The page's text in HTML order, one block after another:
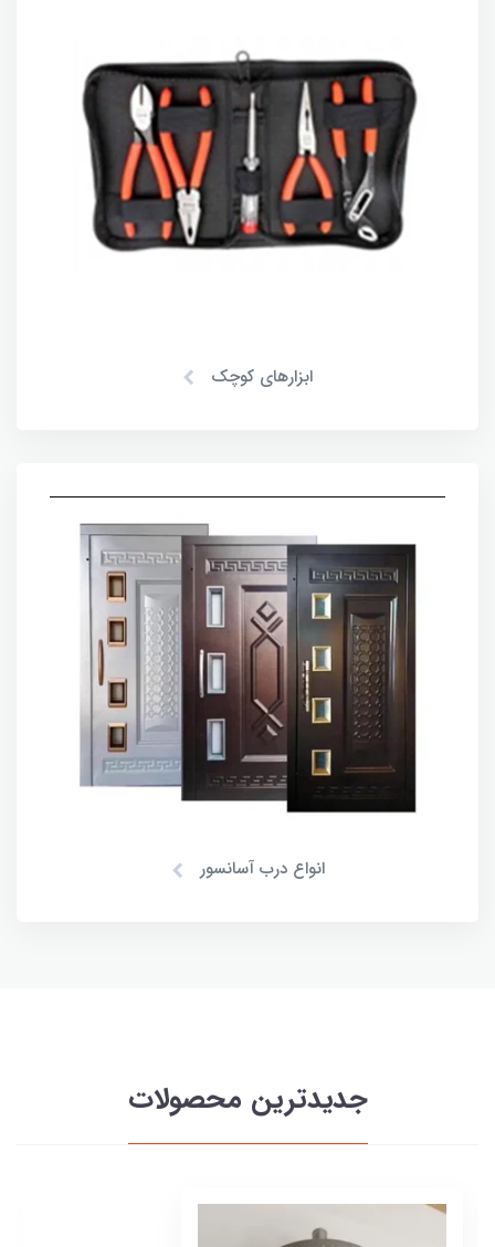
ابزارهای کوچک
انواع درب آسانسور
جدیدترین محصولات